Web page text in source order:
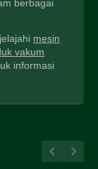
berbagai
mesin
vakum
informasi